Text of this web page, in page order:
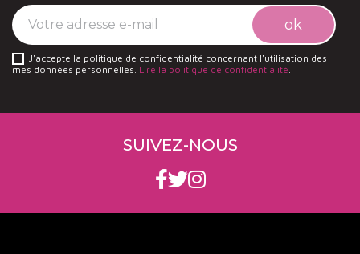
J'accepte la politique de confidentialité concernant l'utilisation des
mes données personnelles. Lire la politique de confidentialité.
SUIVEZ-NOUS